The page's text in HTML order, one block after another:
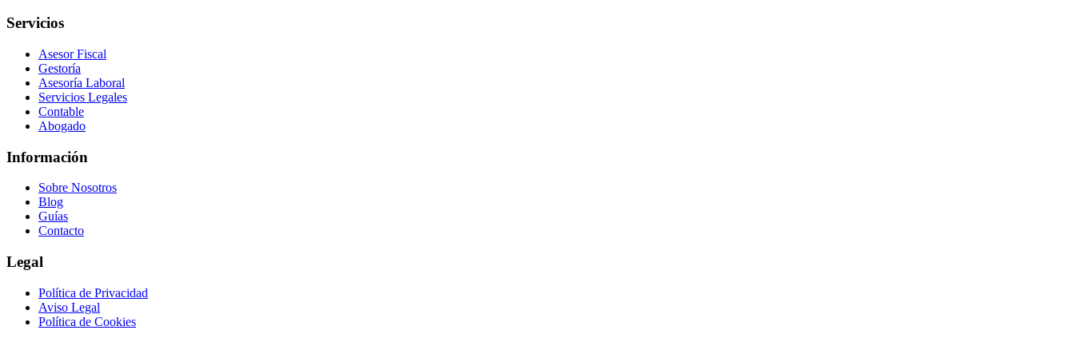
Servicios
Asesor Fiscal
Gestoría
Asesoría Laboral
Servicios Legales
Contable
Abogado
Información
Sobre Nosotros
Blog
Guías
Contacto
Legal
Política de Privacidad
Aviso Legal
Política de Cookies